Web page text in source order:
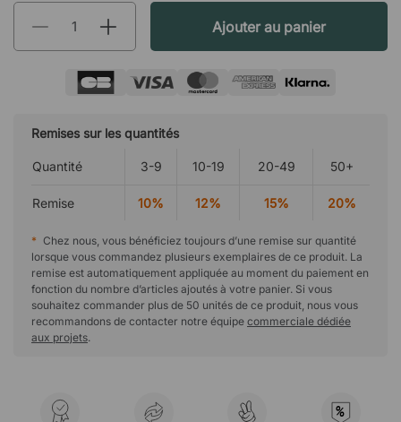
Ajouter au panier
Remises sur les quantités
Quantité 3-9 10-19 20-49 50+
Remise 10% 12% 15% 20%
* Chez nous, vous bénéficiez toujours d’une remise sur quantité
lorsque vous commandez plusieurs exemplaires de ce produit. La
remise est automatiquement appliquée au moment du paiement en
fonction du nombre d’articles ajoutés à votre panier. Si vous
souhaitez commander plus de 50 unités de ce produit, nous vous
recommandons de contacter notre équipe commerciale dédiée
aux projets.
%